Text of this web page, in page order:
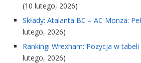
(10 lutego, 2026)
Składy: Atalanta BC – AC Monza:
lutego, 2026)
Rankingi Wrexham: Pozycja w
lutego, 2026)